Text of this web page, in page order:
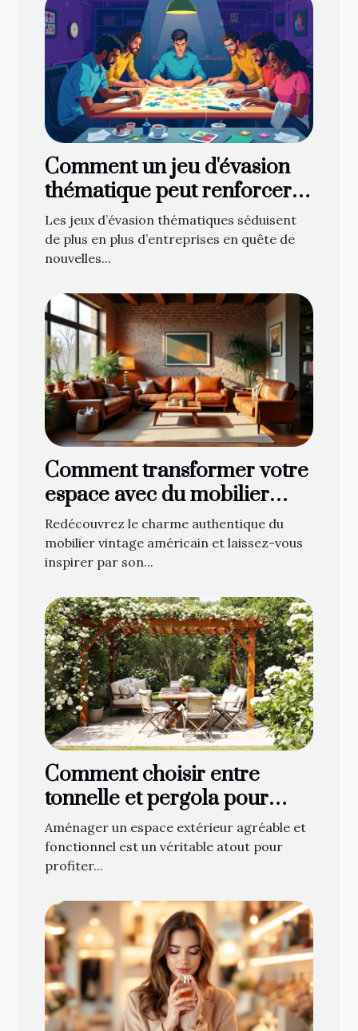
Comment un jeu d'évasion
thématique peut renforcer
l'esprit d'équipe ?
Les jeux d’évasion thématiques séduisent
de plus en plus d’entreprises en quête de
nouvelles...
Comment transformer votre
espace avec du mobilier
vintage américain ?
Redécouvrez le charme authentique du
mobilier vintage américain et laissez-vous
inspirer par son...
Comment choisir entre
tonnelle et pergola pour
optimiser votre espace
extérieur ?
Aménager un espace extérieur agréable et
fonctionnel est un véritable atout pour
profiter...